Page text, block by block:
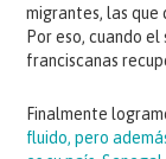
migrantes, las que
Por eso, cuando
franciscanas
Finalmente
fluido, pero